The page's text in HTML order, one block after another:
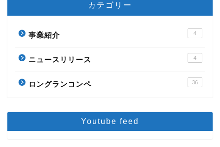
カテゴリー
事業紹介 4
ニュースリリース 4
ロングランコンペ 36
Youtube feed